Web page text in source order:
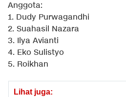
Anggota:
1. Dudy Purwagandhi
2. Suahasil Nazara
3. Ilya Avianti
4. Eko Sulistyo
5. Roikhan
Lihat juga: